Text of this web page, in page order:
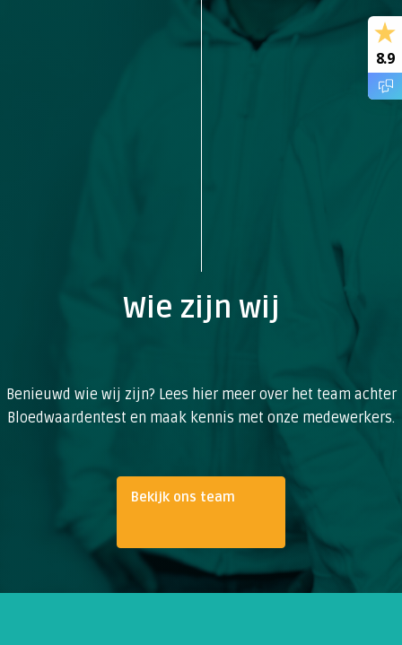
Wie zijn wij
Benieuwd wie wij zijn? Lees hier meer over het team achter
Bloedwaardentest en maak kennis met onze medewerkers.
Bekijk ons team
8.9